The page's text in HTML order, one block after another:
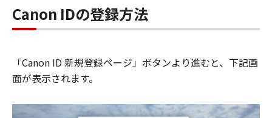
Canon IDの登録方法
「Canon ID 新規登録ページ」ボタンより進むと、下記画
面が表示されます。